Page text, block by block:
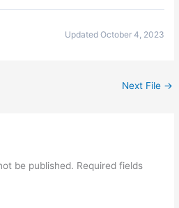
Updated October 4, 2023
Next File →
be published. Required fields